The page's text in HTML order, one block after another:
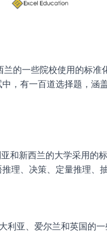
的一些院校使用的标准
，有一百道选择题，涵
和新西兰的大学采用的
理、决策、定量推理、
利亚、爱尔兰和英国的